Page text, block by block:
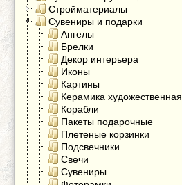
Стройматериалы
Сувениры и подарки
Ангелы
Брелки
Декор интерьера
Иконы
Картины
Керамика художественная
Корабли
Пакеты подарочные
Плетеные корзинки
Подсвечники
Свечи
Сувениры